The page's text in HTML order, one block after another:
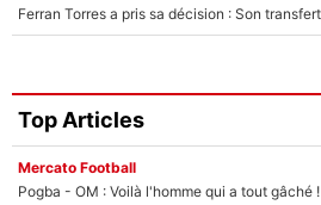
Top Articles
Mercato Football
Pogba - OM : Voilà l'homme qui a tout gâché !